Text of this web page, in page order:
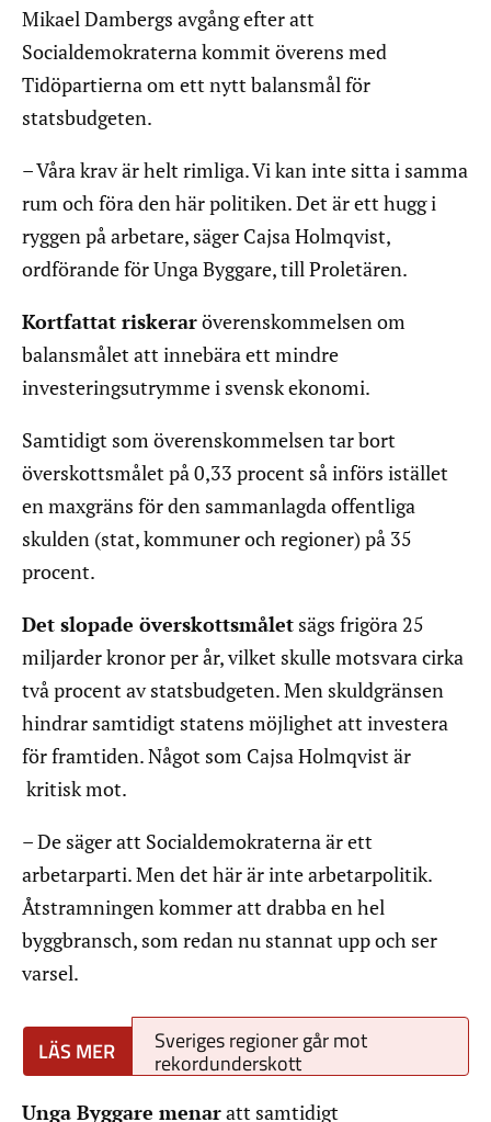
Mikael Dambergs avgång efter att
Socialdemokraterna kommit överens med
Tidöpartierna om ett nytt balansmål för
statsbudgeten.
– Våra krav är helt rimliga. Vi kan inte sitta i samma
rum och föra den här politiken. Det är ett hugg i
ryggen på arbetare, säger Cajsa Holmqvist,
ordförande för Unga Byggare, till Proletären.
Kortfattat riskeraröverenskommelsen om
balansmålet att innebära ett mindre
investeringsutrymme i svensk ekonomi.
Samtidigt som överenskommelsen tar bort
överskottsmålet på 0,33 procent så införs istället
en maxgräns för den sammanlagda offentliga
skulden (stat, kommuner och regioner) på 35
procent.
Det slopade överskottsmålet sägs frigöra 25
miljarder kronor per år, vilket skulle motsvara cirka
två procent av statsbudgeten. Men skuldgränsen
hindrar samtidigt statens möjlighet att investera
för framtiden. Något som Cajsa Holmqvist är
kritisk mot.
– De säger att Socialdemokraterna är ett
arbetarparti. Men det här är inte arbetarpolitik.
Åtstramningen kommer att drabba en hel
byggbransch, som redan nu stannat upp och ser
varsel.
Sveriges regioner går mot
rekordunderskott
Unga Byggare menaratt samtidigt